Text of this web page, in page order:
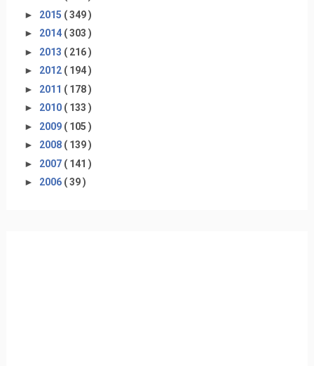
► 2015 ( 349 )
► 2014 ( 303 )
► 2013 ( 216 )
► 2012 ( 194 )
► 2011 ( 178 )
► 2010 ( 133 )
► 2009 ( 105 )
► 2008 ( 139 )
► 2007 ( 141 )
► 2006 ( 39 )